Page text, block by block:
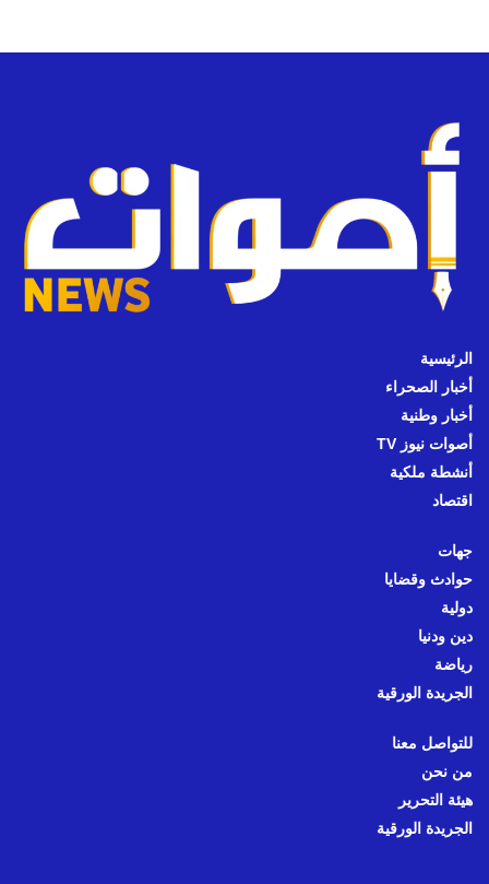
الرئيسية
أخبار الصحراء
أخبار وطنية
أصوات نيوز TV
أنشطة ملكية
اقتصاد
جهات
حوادث وقضايا
دولية
دين ودنيا
رياضة
الجريدة الورقية
للتواصل معنا
من نحن
هيئة التحرير
الجريدة الورقية